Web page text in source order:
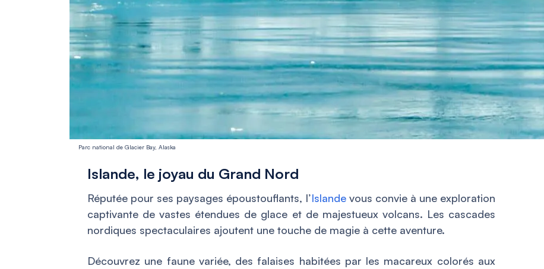
Parc national de Glacier Bay, Alaska
Islande, le joyau du Grand Nord
Réputée pour ses paysages époustouflants, l’Islandevous convie à une exploration
captivante de vastes étendues de glace et de majestueux volcans. Les cascades
nordiques spectaculaires ajoutent une touche de magie à cette aventure.
Découvrez une faune variée, des falaises habitées par les macareux colorés aux